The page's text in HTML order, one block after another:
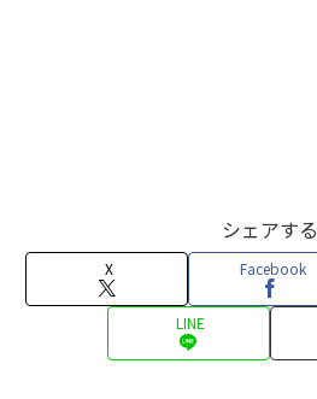
シェアする
X Facebook
LINE